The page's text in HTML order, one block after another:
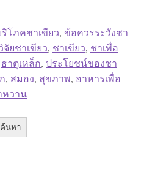
โภคชาเขียว, ข้อควรระวังชา
จัยชาเขียว, ชาเขียว, ชาเพื่อ
ธาตุเหล็ก, ประโยชน์ของชา
, สมอง, สุขภาพ, อาหารเพื่อ
หวาน
ค้นหา